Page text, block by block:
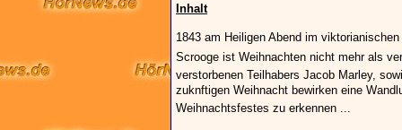
Inhalt
1843 am Heiligen Abend im
Scrooge ist Weihnachten nicht mehr als
verstorbenen Teilhabers Jacob Marley,
zuknftigen Weihnacht bewirken eine
Weihnachtsfestes zu erkennen ...